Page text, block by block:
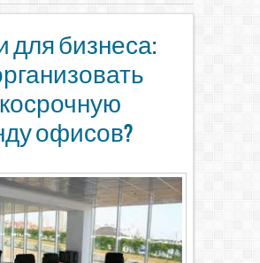
для бизнеса:
офисов?